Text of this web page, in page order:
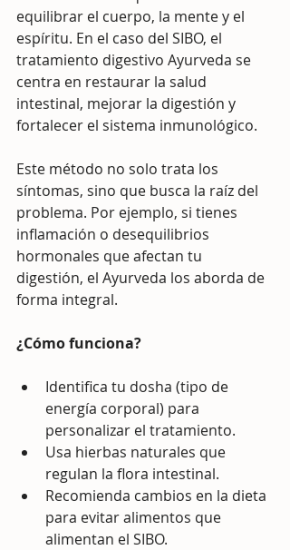
equilibrar el cuerpo, la mente y el
espíritu. En el caso del SIBO, el
tratamiento digestivo Ayurveda se
centra en restaurar la salud
intestinal, mejorar la digestión y
fortalecer el sistema inmunológico.
Este método no solo trata los
síntomas, sino que busca la raíz del
problema. Por ejemplo, si tienes
inflamación o desequilibrios
hormonales que afectan tu
digestión, el Ayurveda los aborda de
forma integral.
¿Cómo funciona?
Identifica tu dosha (tipo de
energía corporal) para
personalizar el tratamiento.
Usa hierbas naturales que
regulan la flora intestinal.
Recomienda cambios en la dieta
para evitar alimentos que
alimentan el SIBO.